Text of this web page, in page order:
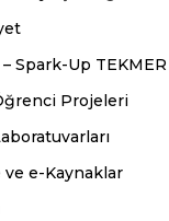
Spark-Up TEKMER
Projeleri
e-Kaynaklar